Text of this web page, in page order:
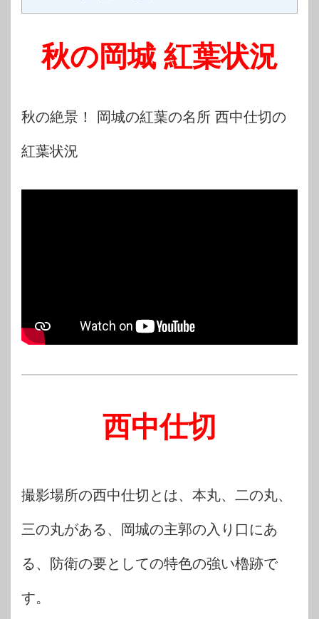
秋の岡城 紅葉状況
秋の絶景！ 岡城の紅葉の名所 西中仕切の
紅葉状況
西中仕切
撮影場所の西中仕切とは、本丸、二の丸、
三の丸がある、岡城の主郭の入り口にあ
る、防衛の要としての特色の強い櫓跡で
す。